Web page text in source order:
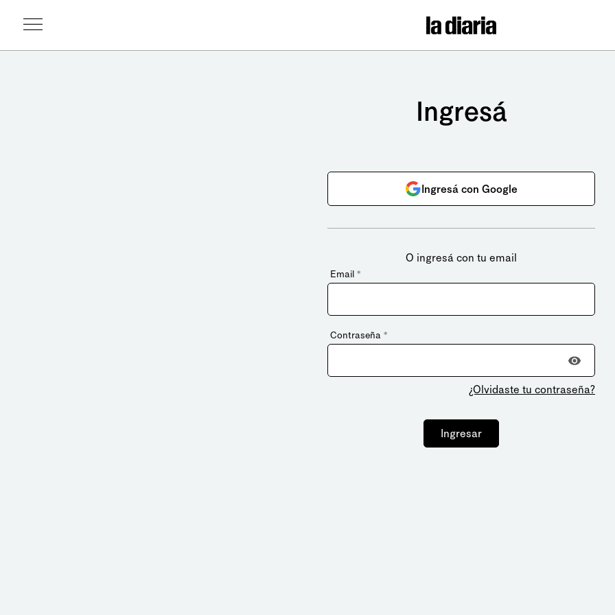
Ingresá
Ingresá con Google
O ingresá con tu email
Email *
Contraseña *
¿Olvidaste tu contraseña?
Ingresar